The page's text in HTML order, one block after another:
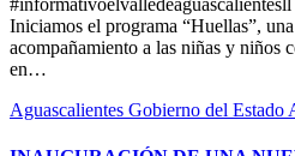
Iniciamos el programa “Huellas”,
acompañamiento a las niñas y niños
en…
Aguascalientes Gobierno del Estado